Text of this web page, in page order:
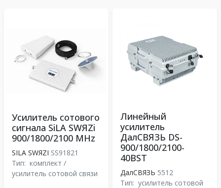
Усилитель сотового
сигнала SiLA SWЯZi
900/1800/2100 MHz
SILA SWЯZI SS91821
Тип: комплект /
усилитель сотовой связи
Линейный
усилитель
ДалСВЯЗЬ DS-
900/1800/2100-
40BST
ДалСВЯЗЬ 5512
Тип: усилитель сотовой